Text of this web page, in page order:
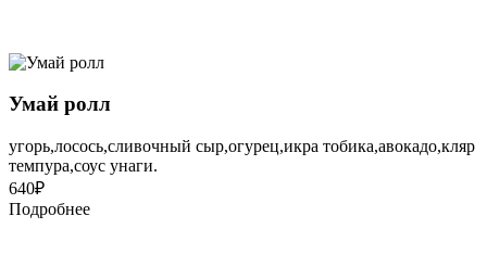
Умай ролл
угорь,лосось,сливочный сыр,огурец,икра тобика,авокадо,кляр
темпура,соус унаги.
640₽
Подробнее